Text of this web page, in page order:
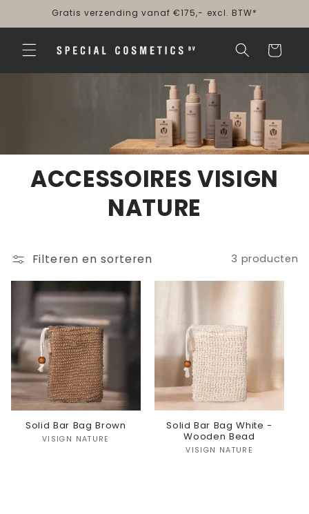
naar de
content
Gratis verzending vanaf €175,- excl. BTW*
Winkelwagen
ACCESSOIRES VISIGN
NATURE
Filteren en sorteren 3 producten
Solid Bar Bag Brown
Verkoper:
VISIGN NATURE
Solid Bar Bag White -
Wooden Bead
Verkoper:
VISIGN NATURE